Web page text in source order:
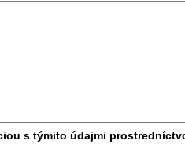
s týmito údajmi